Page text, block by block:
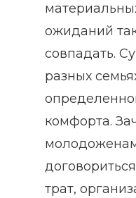
ожиданий
совпадать.
разных
комфорта.
трат,